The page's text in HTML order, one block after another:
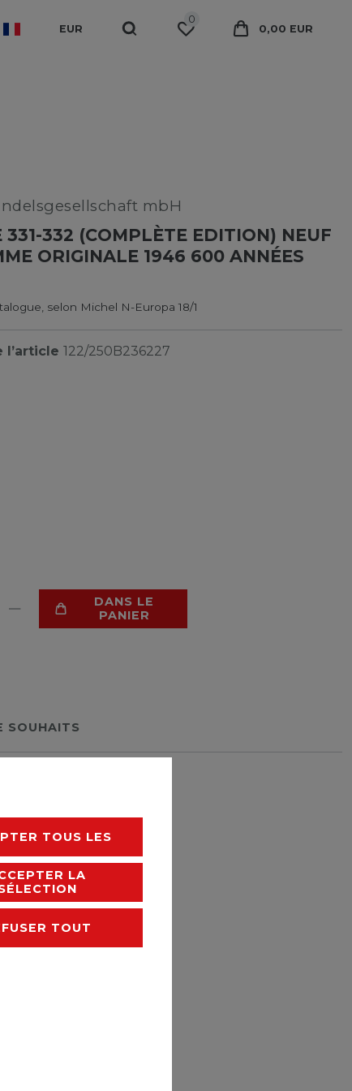
EUR
0
0,00 EUR
mbH
331-332 (COMPLÈTE EDITION) NEUF
ORIGINALE 1946 600 ANNÉES
selon Michel N-Europa 18/1
l’article 122/250B236227
DANS LE
PANIER
SOUHAITS
TOUS LES
LA
TOUT